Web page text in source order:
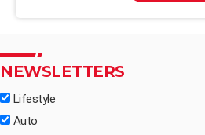
NEWSLETTERS
Lifestyle
Auto